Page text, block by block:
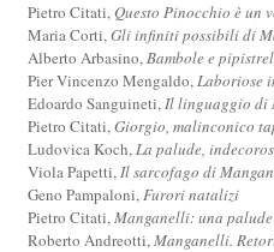
Pietro Citati,Questo Pinocchio è un
Maria Corti,Gli infiniti possibili di
Alberto Arbasino,Bambole e
Pier Vincenzo Mengaldo,Laboriose
Edoardo Sanguineti,Il linguaggio di
Pietro Citati,Giorgio, malinconico
Ludovica Koch,La palude,
Viola Papetti,Il sarcofago di
Geno Pampaloni,Furori natalizi
Pietro Citati,Manganelli: una
Roberto Andreotti,Manganelli.